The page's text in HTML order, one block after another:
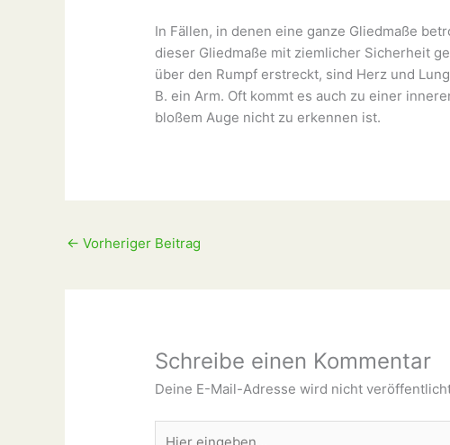
In Fällen, in denen eine ganze Gliedmaße
dieser Gliedmaße mit ziemlicher Sicherheit
über den Rumpf erstreckt, sind Herz und
B. ein Arm. Oft kommt es auch zu einer
bloßem Auge nicht zu erkennen ist.
← Vorheriger Beitrag
Schreibe einen Kommentar
Deine E-Mail-Adresse wird nicht